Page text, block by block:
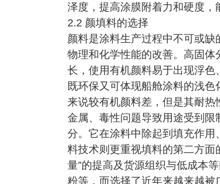
泽度，提高涂膜附着力和硬度，
2.2 颜填料的选择
颜料是涂料生产过程中不可或
物理和化学性能的改善。高固
长，使用有机颜料易于出现浮色
既环保又可体现船舱涂料的浅
来说较有机颜料差，但是其耐
金属、毒性问题导致用途受到
分。它在涂料中除起到填充作
料技术则更重视填料的第二方面
量”的提高及货源组织与低成本
粉等，而选择了近年来越来越被